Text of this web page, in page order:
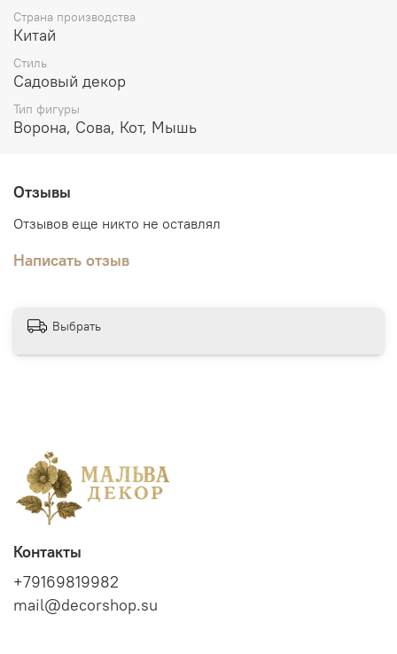
Страна производства
Китай
Стиль
Садовый декор
Тип фигуры
Ворона, Сова, Кот, Мышь
Отзывы
Отзывов еще никто не оставлял
Написать отзыв
Выбрать
Контакты
+79169819982
mail@decorshop.su